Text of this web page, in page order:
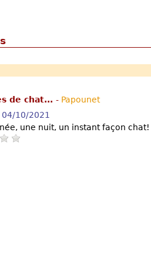
de chat... - Papounet
04/10/2021
une nuit, un instant façon